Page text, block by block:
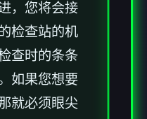
，您将会接
检查站的机
查时的条条
如果您想要
就必须眼尖